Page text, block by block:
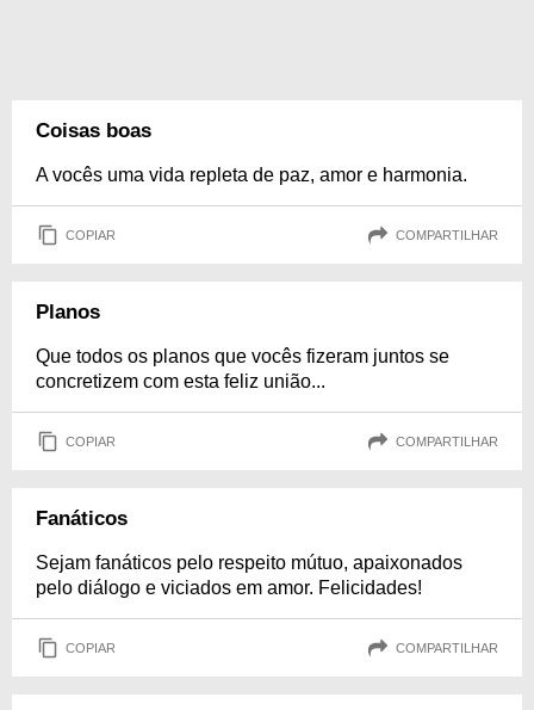
Coisas boas
A vocês uma vida repleta de paz, amor e harmonia.
COPIAR COMPARTILHAR
Planos
Que todos os planos que vocês fizeram juntos se
concretizem com esta feliz união...
COPIAR COMPARTILHAR
Fanáticos
Sejam fanáticos pelo respeito mútuo, apaixonados
pelo diálogo e viciados em amor. Felicidades!
COPIAR COMPARTILHAR